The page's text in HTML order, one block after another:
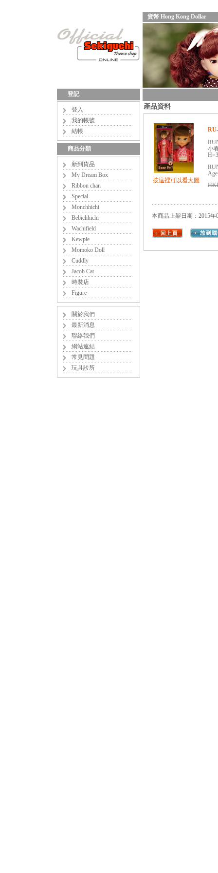
貨幣 Hong Kong Dollar
登記
登入
我的帳號
結帳
商品分類
新到貨品
My Dream Box
Ribbon chan
Special
Monchhichi
Bebichhichi
Wachifield
Kewpie
Momoko Doll
Cuddly
Jacob Cat
時裝店
Figure
關於我們
最新消息
聯絡我們
網站連結
常見問題
玩具診所
產品資料
按這裡可以看大圖
小
本商品上架日期：2015年